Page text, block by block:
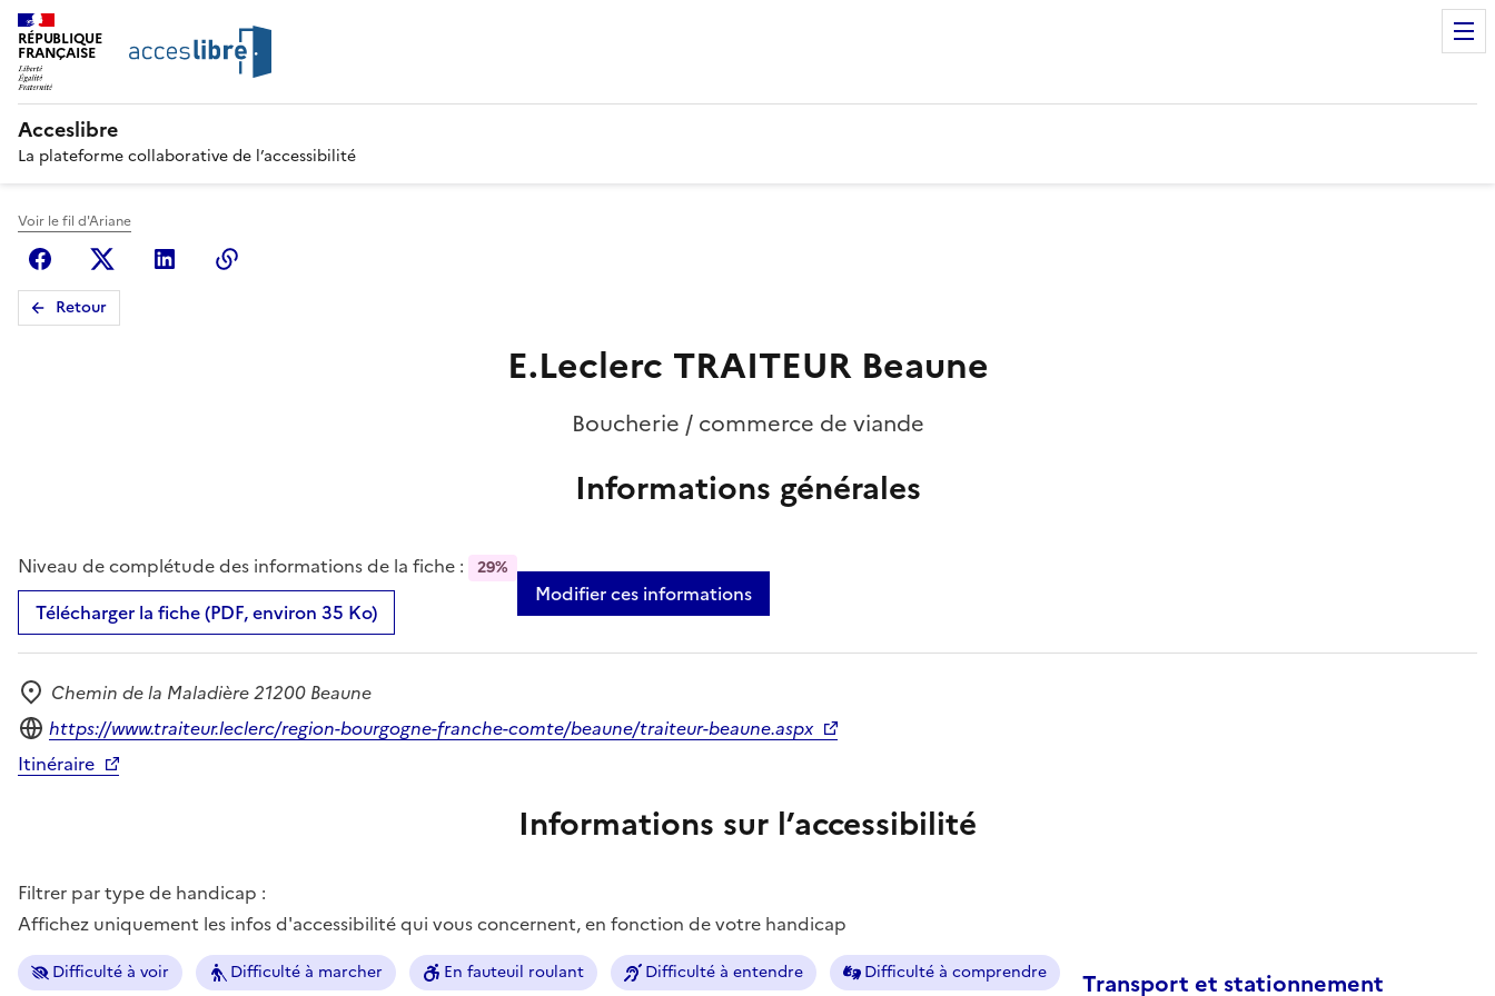
RÉPUBLIQUE
FRANÇAISE
Acceslibre
La plateforme collaborative de l’accessibilité
Voir le fil d'Ariane
FacebookX (anciennement Twitter)
Linkedin
Retour
E.Leclerc TRAITEUR Beaune
Boucherie / commerce de viande
Informations générales
Niveau de complétude des informations de la fiche : 29%
Télécharger la fiche (PDF, environ 35 Ko)
Modifier ces informations
Adresse
Chemin de la Maladière 21200 Beaune
Site internet
https://www.traiteur.leclerc/region-bourgogne-franche-comte/beaune/traiteur-beaune.aspx
Itinéraire
Informations sur l’accessibilité
Filtrer par type de handicap :
Affichez uniquement les infos d'accessibilité qui vous concernent, en fonction de votre handicap
Difficulté à voir Difficulté à marcher En fauteuil roulant Difficulté à entendre Difficulté à comprendre Transport et stationnement